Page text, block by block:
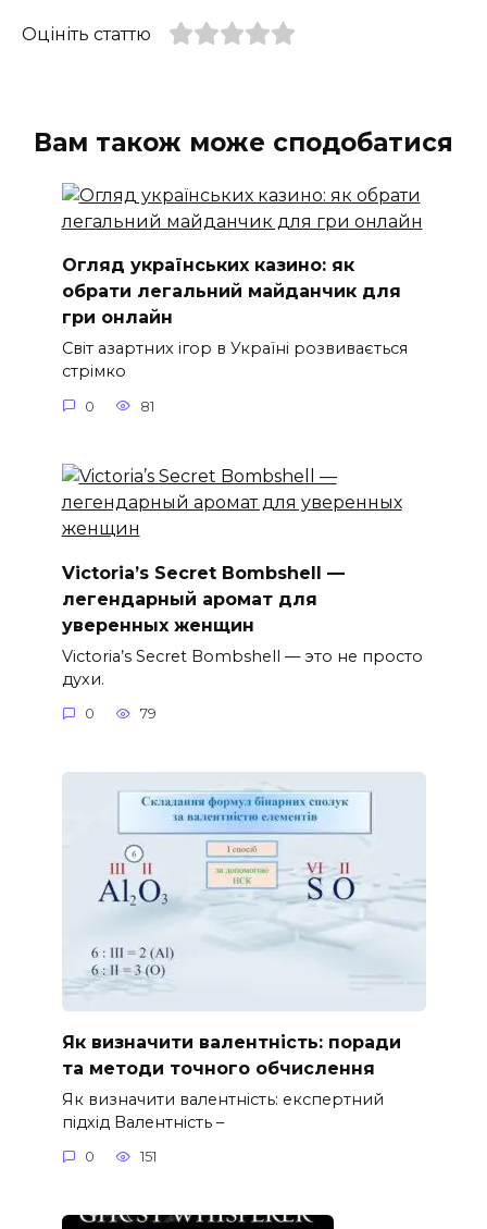
Оцініть статтю
Вам також може сподобатися
Огляд українських казино: як
обрати легальний майданчик для
гри онлайн
Світ азартних ігор в Україні розвивається
стрімко
0 81
Victoria’s Secret Bombshell —
легендарный аромат для
уверенных женщин
Victoria’s Secret Bombshell — это не просто
духи.
0 79
Як визначити валентність: поради
та методи точного обчислення
Як визначити валентність: експертний
підхід Валентність –
0 151